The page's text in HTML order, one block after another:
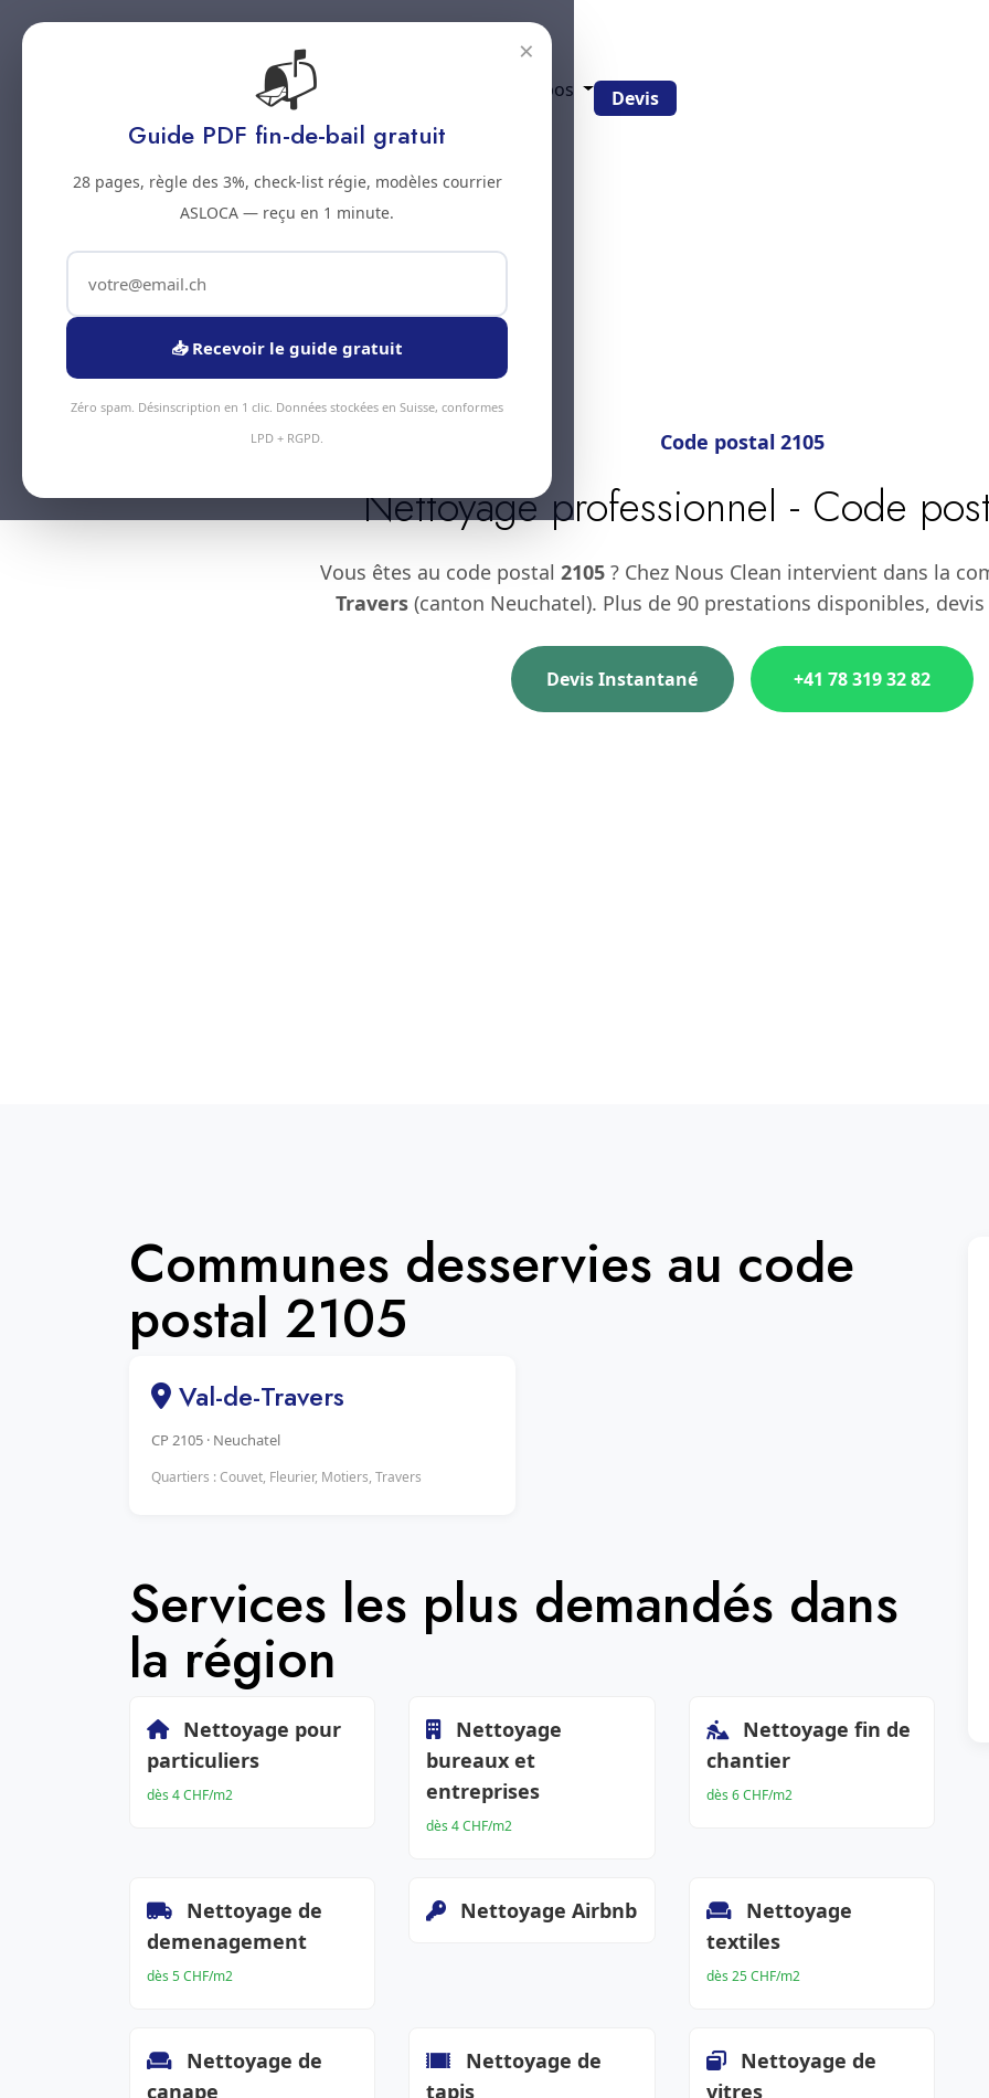
Prestations À propos Devis
Code postal 2105
Nettoyage professionnel - Code
Vous êtes au code postal 2105? Chez Nous Clean intervient dans la
Travers(canton Neuchatel). Plus de 90 prestations disponibles,
Devis Instantané +41 78 319 32 82
Communes desservies au code
postal 2105
Val-de-Travers
CP 2105 · Neuchatel
Quartiers : Couvet, Fleurier, Motiers, Travers
Services les plus demandés dans
la région
Nettoyage pour
particuliers
dès 4 CHF/m2
Nettoyage
bureaux et
entreprises
dès 4 CHF/m2
Nettoyage fin de
chantier
dès 6 CHF/m2
Nettoyage de
demenagement
dès 5 CHF/m2
Nettoyage Airbnb
Nettoyage
textiles
dès 25 CHF/m2
Nettoyage de
canape
Nettoyage de
tapis
Nettoyage de
vitres
×
📬
Guide PDF fin-de-bail gratuit
28 pages, règle des 3%, check-list régie, modèles courrier
ASLOCA — reçu en 1 minute.
📥 Recevoir le guide gratuit
Zéro spam. Désinscription en 1 clic. Données stockées en Suisse, conformes
LPD + RGPD.